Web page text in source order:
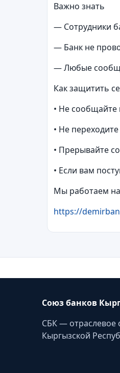
Важно знать
— Сотрудники
— Банк не
— Любые
Как защитить
• Не сообщайте
• Не
• Прерывайте
• Если вам
Мы работаем
https://
Союз банков
СБК — отраслевое
Кыргызской